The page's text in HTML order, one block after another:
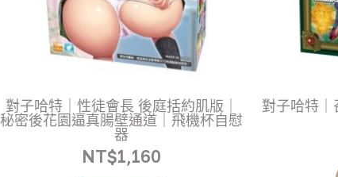
對子哈特｜性徒會長 後庭括約肌版｜
秘密後花園逼真腸壁通道｜飛機杯自慰
器
NT$1,160
對子哈特